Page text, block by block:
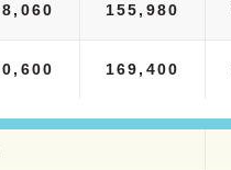
155,980
169,400